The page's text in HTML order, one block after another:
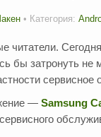
• Категория:
читатели.
бы затронуть не
— Samsung